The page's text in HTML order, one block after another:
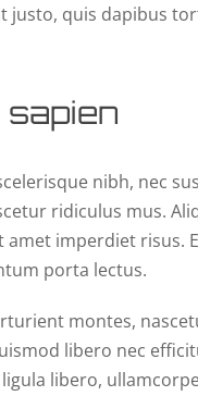
quis dapibus
sapien
nibh, nec
ridiculus mus.
imperdiet risus.
porta lectus.
montes,
libero nec
libero,